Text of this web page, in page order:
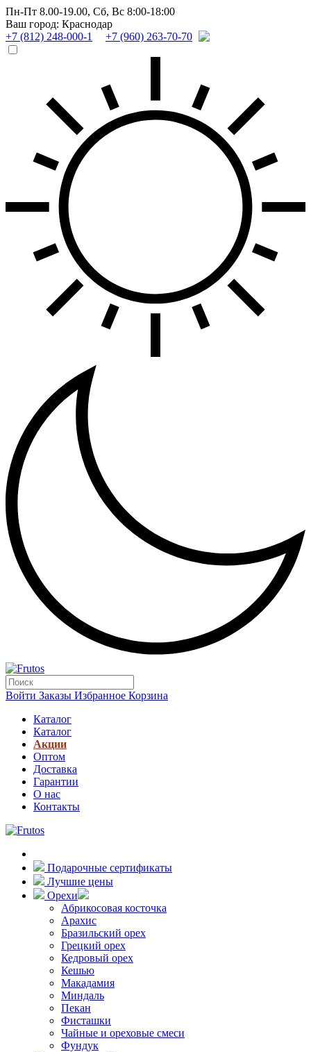
Пн-Пт 8.00-19.00, Сб, Вс 8:00-18:00
Ваш город: Краснодар
+7 (812) 248-000-1
+7 (960) 263-70-70
Войти Заказы Избранное Корзина
Каталог
Каталог
Акции
Оптом
Доставка
Гарантии
О нас
Контакты
Подарочные сертификаты
Лучшие цены
Орехи
Абрикосовая косточка
Арахис
Бразильский орех
Грецкий орех
Кедровый орех
Кешью
Макадамия
Миндаль
Пекан
Фисташки
Чайные и ореховые смеси
Фундук